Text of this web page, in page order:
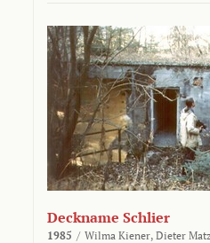
Deckname Schlier
1985 / Wilma Kiener, Dieter